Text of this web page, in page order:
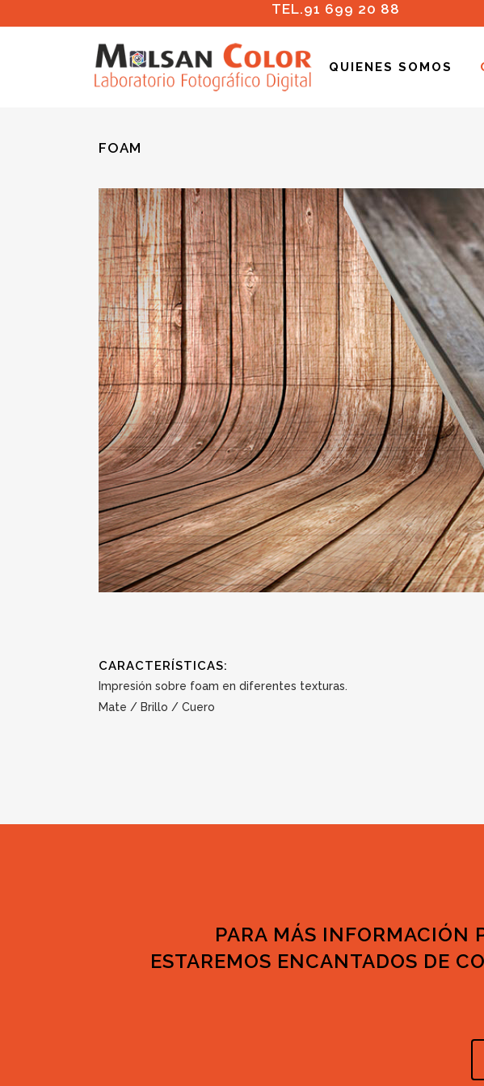
TEL.91 699 20 88
QUIENES SOMOS
FOAM
CARACTERÍSTICAS:
Impresión sobre foam en diferentes texturas.
Mate / Brillo / Cuero
PARA MÁS INFORMACIÓN
ESTAREMOS ENCANTADOS DE